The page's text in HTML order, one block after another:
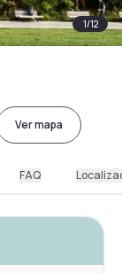
1/12
Ver mapa
FAQ